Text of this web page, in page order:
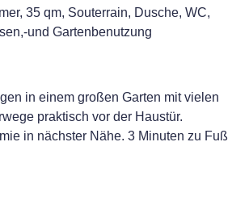
35 qm, Souterrain, Dusche, WC,
und Gartenbenutzung
in einem großen Garten mit vielen
praktisch vor der Haustür.
in nächster Nähe. 3 Minuten zu Fuß